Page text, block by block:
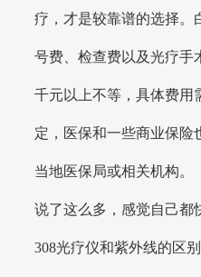
疗，才是较靠谱的选择。
号费、检查费以及光疗手
千元以上不等，具体费用
定，医保和一些商业保险
当地医保局或相关机构。
说了这么多，感觉自己都
308光疗仪和紫外线的区